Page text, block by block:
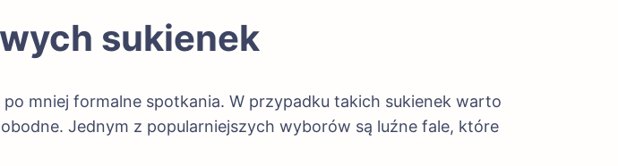
sukienek
mniej formalne spotkania. W przypadku takich sukienek warto
Jednym z popularniejszych wyborów są luźne fale, które